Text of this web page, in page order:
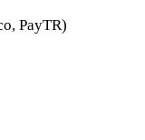
PayTR)